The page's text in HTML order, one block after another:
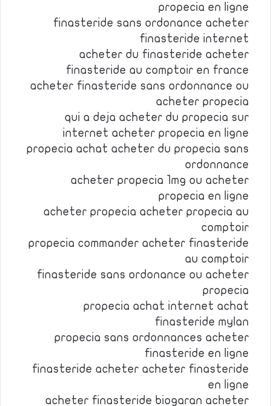
propecia en ligne
finasteride sans ordonance acheter
finasteride internet
acheter du finasteride acheter
finasteride au comptoir en france
acheter finasteride sans ordonnance ou
acheter propecia
qui a deja acheter du propecia sur
internet acheter propecia en ligne
propecia achat acheter du propecia sans
ordonnance
acheter propecia 1mg ou acheter
propecia en ligne
acheter propecia acheter propecia au
comptoir
propecia commander acheter finasteride
au comptoir
finasteride sans ordonance ou acheter
propecia
propecia achat internet achat
finasteride mylan
propecia sans ordonnances acheter
finasteride en ligne
finasteride acheter acheter finasteride
en ligne
acheter finasteride biogaran acheter